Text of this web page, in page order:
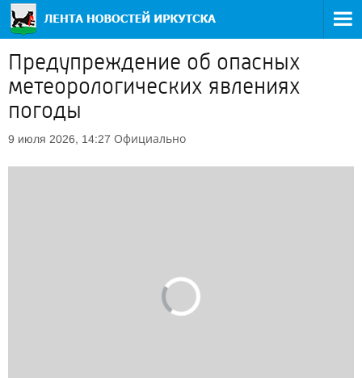
Предупреждение об опасных
метеорологических явлениях
погоды
9 июля 2026, 14:27 Официально